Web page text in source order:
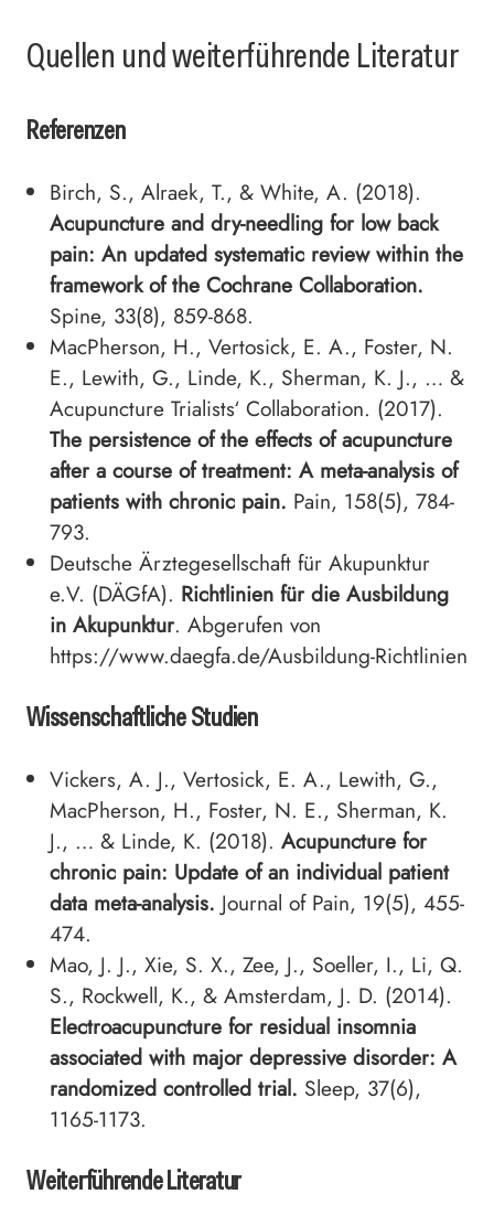
Quellen und weiterführende Literatur
Referenzen
Birch, S., Alraek, T., & White, A. (2018).
Acupuncture and dry-needling for low back
pain: An updated systematic review within the
framework of the Cochrane Collaboration.
Spine, 33(8), 859-868.
MacPherson, H., Vertosick, E. A., Foster, N.
E., Lewith, G., Linde, K., Sherman, K. J., … &
Acupuncture Trialists‘ Collaboration. (2017).
The persistence of the effects of acupuncture
after a course of treatment: A meta-analysis of
patients with chronic pain. Pain, 158(5), 784-
793.
Deutsche Ärztegesellschaft für Akupunktur
e.V. (DÄGfA). Richtlinien für die Ausbildung
in Akupunktur. Abgerufen von
https://www.daegfa.de/Ausbildung-Richtlinien
Wissenschaftliche Studien
Vickers, A. J., Vertosick, E. A., Lewith, G.,
MacPherson, H., Foster, N. E., Sherman, K.
J., … & Linde, K. (2018). Acupuncture for
chronic pain: Update of an individual patient
data meta-analysis. Journal of Pain, 19(5), 455-
474.
Mao, J. J., Xie, S. X., Zee, J., Soeller, I., Li, Q.
S., Rockwell, K., & Amsterdam, J. D. (2014).
Electroacupuncture for residual insomnia
associated with major depressive disorder: A
randomized controlled trial. Sleep, 37(6),
1165-1173.
Weiterführende Literatur